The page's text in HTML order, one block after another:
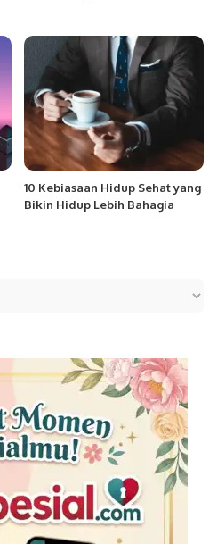
10 Kebiasaan Hidup Sehat yang
Bikin Hidup Lebih Bahagia